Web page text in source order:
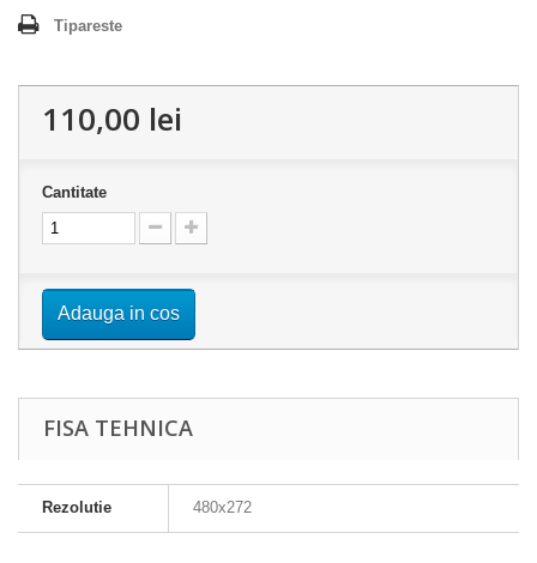
Tipareste
110,00 lei
Cantitate
Adauga in cos
FISA TEHNICA
Rezolutie 480x272